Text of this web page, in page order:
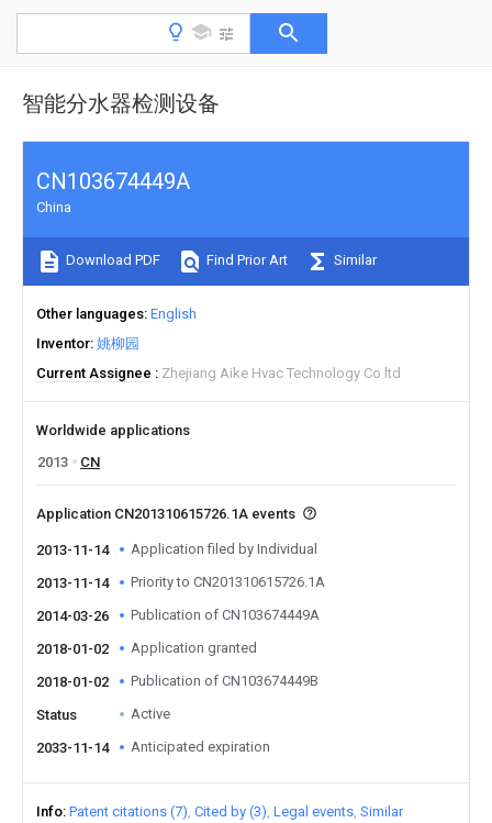
智能分水器检测设备
CN103674449A
China
Download PDF Find Prior Art Similar
Other languages English
Inventor 姚柳园
Current Assignee
Zhejiang Aike Hvac Technology Co ltd
Worldwide applications
2013
CN
Application CN201310615726.1A events
2013-11-14 Application filed by Individual
2013-11-14 Priority to CN201310615726.1A
2014-03-26 Publication of CN103674449A
2018-01-02 Application granted
2018-01-02 Publication of CN103674449B
Status Active
2033-11-14 Anticipated expiration
Info Patent citations (7) Cited by (3) Legal events Similar